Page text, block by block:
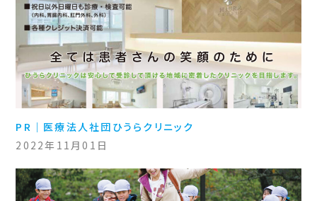
PR｜医療法人社団ひうらクリニック
2022年11月01日